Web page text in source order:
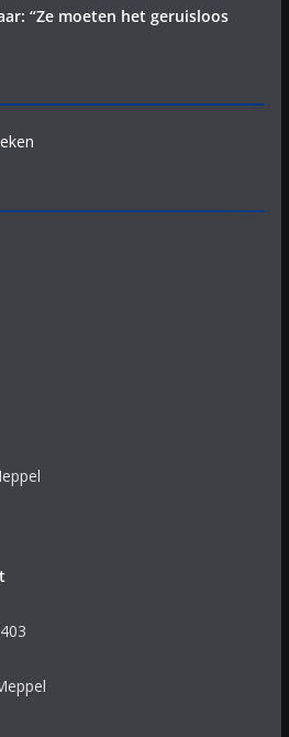
“Ze moeten het geruisloos